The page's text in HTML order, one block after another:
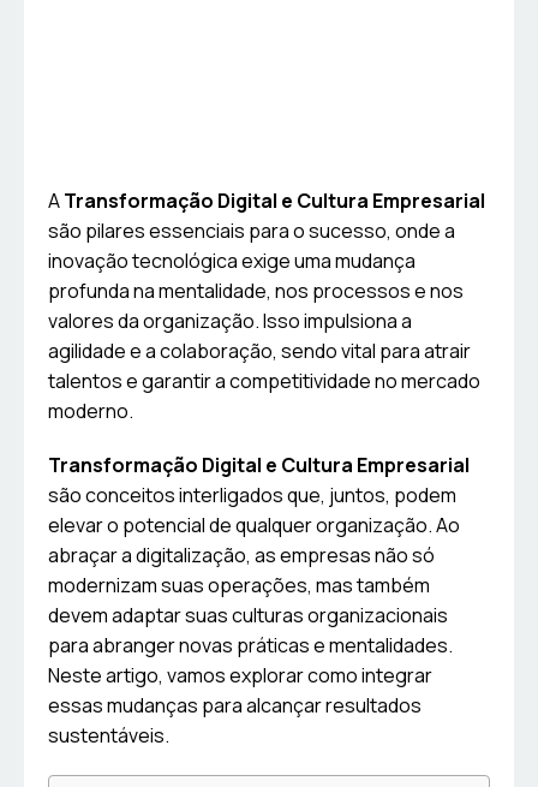
ATransformação Digital e Cultura Empresarial
são pilares essenciais para o sucesso, onde a
inovação tecnológica exige uma mudança
profunda na mentalidade, nos processos e nos
valores da organização. Isso impulsiona a
agilidade e a colaboração, sendo vital para atrair
talentos e garantir a competitividade no mercado
moderno.
Transformação Digital e Cultura Empresarial
são conceitos interligados que, juntos, podem
elevar o potencial de qualquer organização. Ao
abraçar a digitalização, as empresas não só
modernizam suas operações, mas também
devem adaptar suas culturas organizacionais
para abranger novas práticas e mentalidades.
Neste artigo, vamos explorar como integrar
essas mudanças para alcançar resultados
sustentáveis.